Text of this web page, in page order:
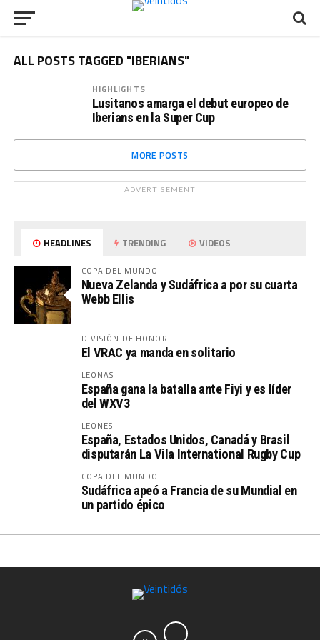
ALL POSTS TAGGED "IBERIANS"
HIGHLIGHTS
Lusitanos amarga el debut europeo de
Iberians en la Super Cup
MORE POSTS
ADVERTISEMENT
HEADLINES TRENDING VIDEOS
COPA DEL MUNDO
Nueva Zelanda y Sudáfrica a por su cuarta
Webb Ellis
DIVISIÓN DE HONOR
El VRAC ya manda en solitario
LEONAS
España gana la batalla ante Fiyi y es líder
del WXV3
LEONES
España, Estados Unidos, Canadá y Brasil
disputarán La Vila International Rugby Cup
COPA DEL MUNDO
Sudáfrica apeó a Francia de su Mundial en
un partido épico